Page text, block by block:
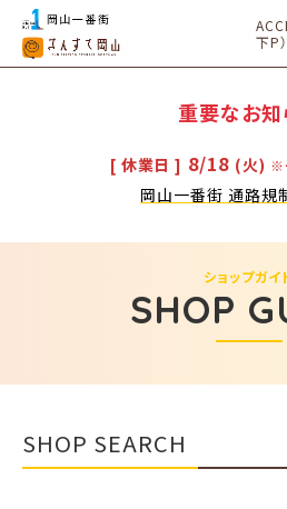
下P）
重要なお知
[ 休業日 ] 8/18 (火) ※
岡山一番街 通路規
SHOP
ショップガイ
SHOP SEARCH